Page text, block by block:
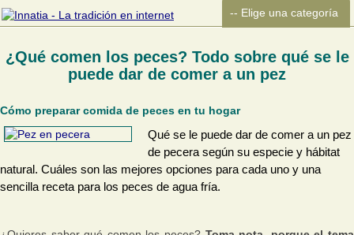
¿Qué comen los peces? Todo sobre qué se le
puede dar de comer a un pez
Cómo preparar comida de peces en tu hogar
Qué se le puede dar de comer a un pez
de pecera según su especie y hábitat
natural. Cuáles son las mejores opciones para cada uno y una
sencilla receta para los peces de agua fría.